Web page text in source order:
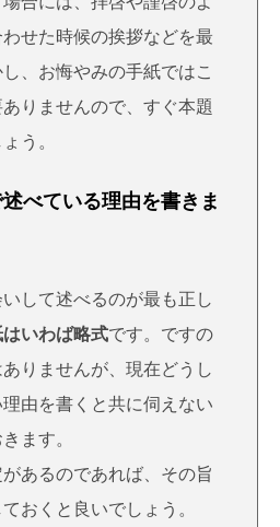
せた時候の挨拶などを最
、お悔やみの手紙ではこ
りませんので、すぐ本題
う。
べている理由を書きま
して述べるのが最も正し
いわば略式です。ですの
りませんが、現在どうし
由を書くと共に伺えない
ます。
あるのであれば、その旨
おくと良いでしょう。